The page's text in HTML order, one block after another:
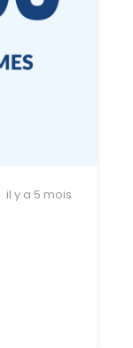
il y a 5 mois